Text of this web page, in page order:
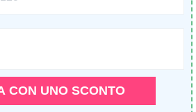
CON UNO SCONTO